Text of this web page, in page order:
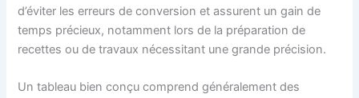
d’éviter les erreurs de conversion et assurent un gain de
temps précieux, notamment lors de la préparation de
recettes ou de travaux nécessitant une grande précision.
Un tableau bien conçu comprend généralement des